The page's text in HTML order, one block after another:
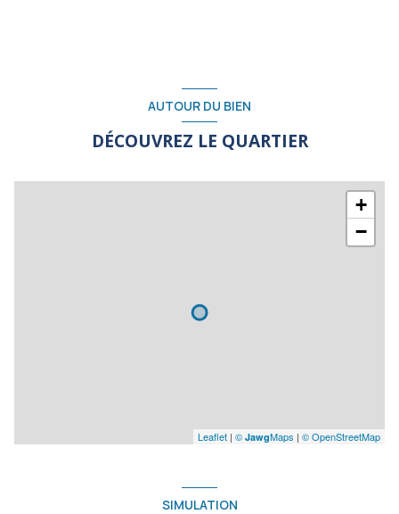
AUTOUR DU BIEN
DÉCOUVREZ LE QUARTIER
+
−
Leaflet | © JawgMaps | © OpenStreetMap
SIMULATION